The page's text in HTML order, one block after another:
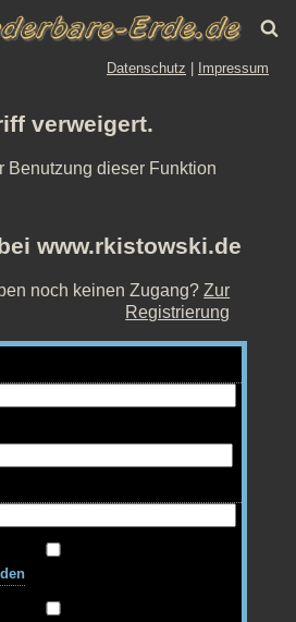
Datenschutz Impressum
verweigert.
Benutzung dieser Funktion
www.rkistowski.de
noch keinen Zugang?Zur
Registrierung